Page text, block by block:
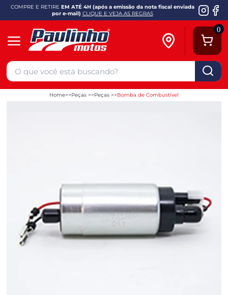
COMPRE E RETIRE EM ATÉ 4H (após a emissão da nota fiscal enviada
por e-mail) CLIQUE E VEJA AS REGRAS
0
Home Peças Peças Bomba de Combustível